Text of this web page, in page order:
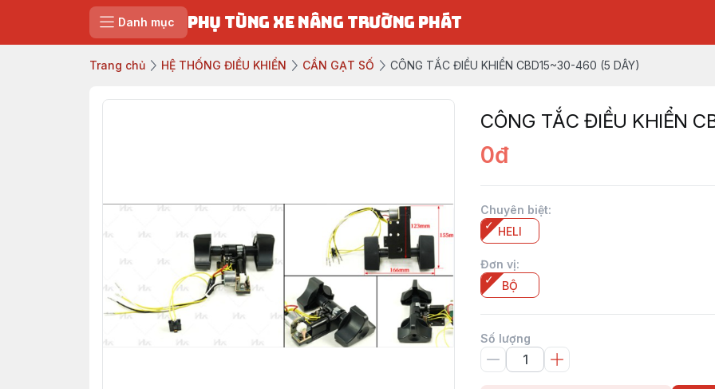
Danh mục PHỤ TÙNG XE NÂNG TRƯỜNG PHÁT
Trang chủ HỆ THỐNG ĐIỀU KHIỂN CẦN GẠT SỐ CÔNG TẮC ĐIỀU KHIỂN CBD15~30-460 (5 DÂY)
CÔNG TẮC ĐIỀU KHIỂN
0đ
Chuyên biệt:
HELI
Đơn vị:
BỘ
Số lượng